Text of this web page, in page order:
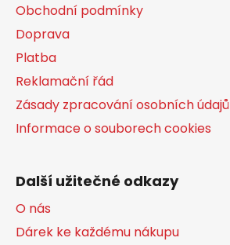
Obchodní podmínky
Doprava
Platba
Reklamační řád
Zásady zpracování osobních údajů
Informace o souborech cookies
Další užitečné odkazy
O nás
Dárek ke každému nákupu